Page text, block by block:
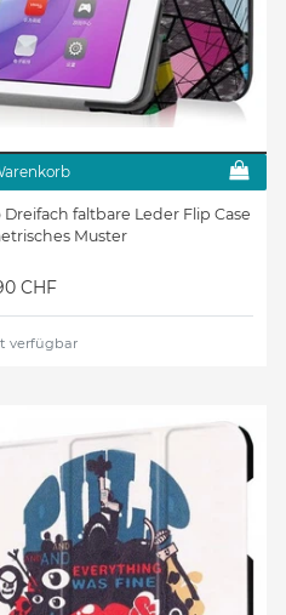
Dreifach faltbare Leder Flip Case
Muster
CHF
verfügbar